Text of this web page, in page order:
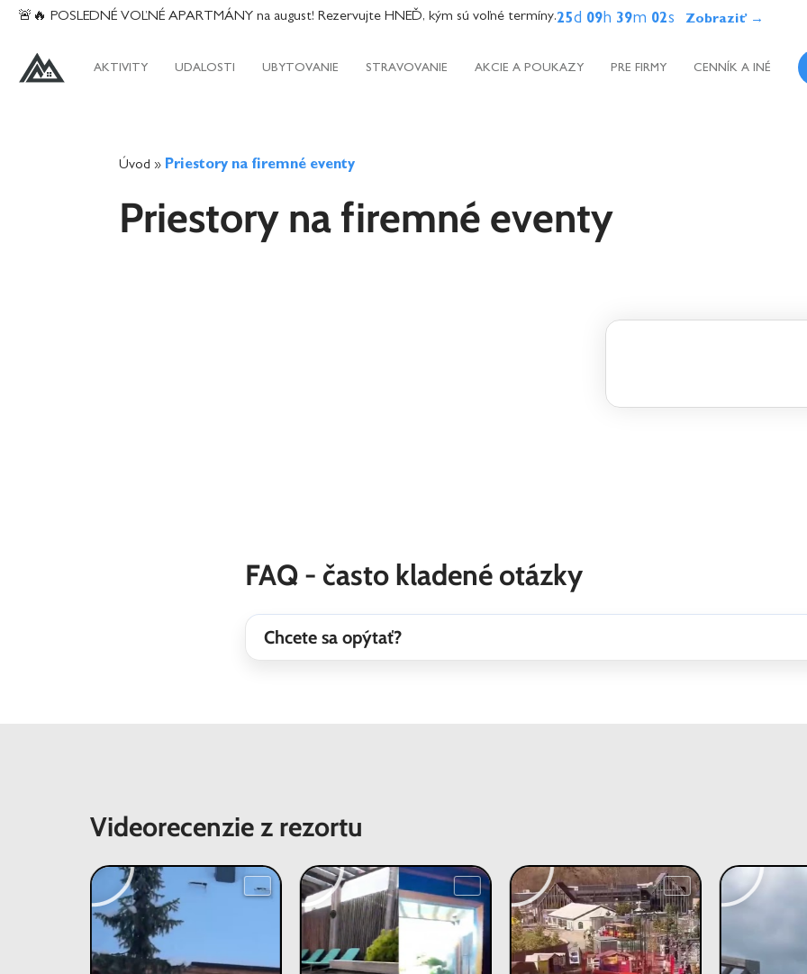
content
🚨🔥 POSLEDNÉ VOĽNÉ APARTMÁNY na august! Rezervujte HNEĎ, kým sú voľné termíny.25d 09h 39m 00s
AKTIVITY UDALOSTI UBYTOVANIE STRAVOVANIE AKCIE A POUKAZY PRE FIRMY CENNÍK A INÉ
Úvod » Priestory na firemné eventy
Priestory na firemné eventy
FAQ - často kladené otázky
Chcete sa opýtať?
Videorecenzie z rezortu